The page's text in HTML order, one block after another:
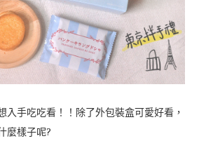
入手吃吃看！！除了外包裝盒可愛好看，
麼樣子呢?